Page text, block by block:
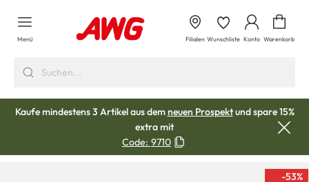
springen
Menü Filialen Wunschliste Konto Warenkorb
Kaufe mindestens 3 Artikel aus demneuen Prospektund spare 15%
extra mit
Code: 9710
-53%